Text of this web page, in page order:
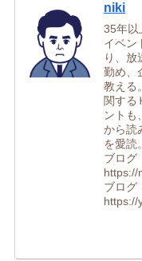
niki
35年以
イベン
り、放
勤め、
教える
関する
ントも
から読
を愛読。
ブログ
https://
ブログ
https://